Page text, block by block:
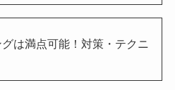
は満点可能！対策・テクニ